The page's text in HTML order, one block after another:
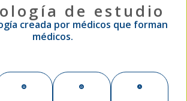
de estudio
creada por médicos que forman
médicos.